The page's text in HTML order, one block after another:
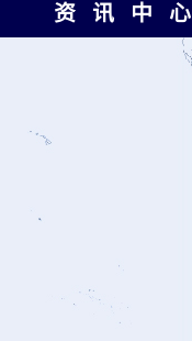
资 讯 中 心